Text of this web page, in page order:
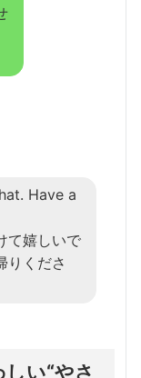
Have a
て嬉しいで
りくださ
い“やさ